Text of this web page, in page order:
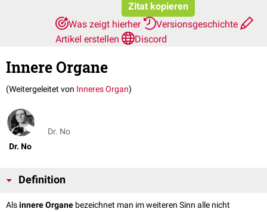
Zitat kopieren
Was zeigt hierher
Versionsgeschichte
Artikel erstellen
Discord
Innere Organe
(Weitergeleitet von Inneres Organ)
Dr. No
Dr. No
Definition
Alsinnere Organe bezeichnet man im weiteren Sinn alle nicht